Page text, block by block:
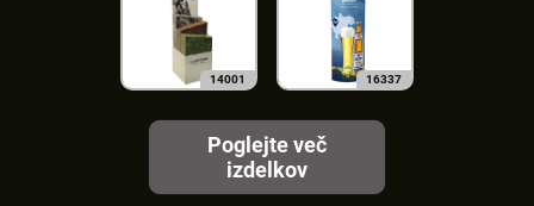
14001 16337
Poglejte več
izdelkov